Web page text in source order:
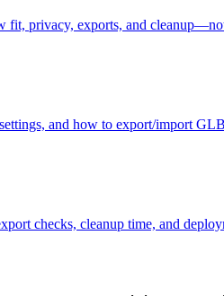
privacy, exports, and
and how to export/import GLB
checks, cleanup time, and